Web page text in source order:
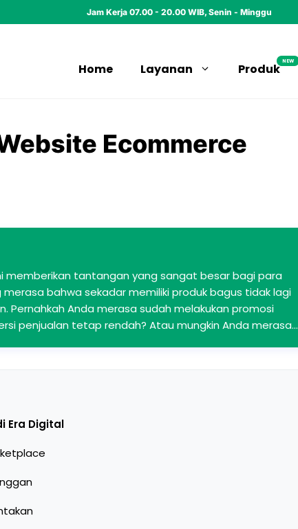
Jam Kerja 07.00 - 20.00 WIB, Senin - Minggu
Home Layanan Produk
NEW
Ecommerce
memberikan tantangan yang sangat besar bagi para
merasa bahwa sekadar memiliki produk bagus tidak lagi
Pernahkah Anda merasa sudah melakukan promosi
penjualan tetap rendah? Atau mungkin Anda merasa…
Era Digital